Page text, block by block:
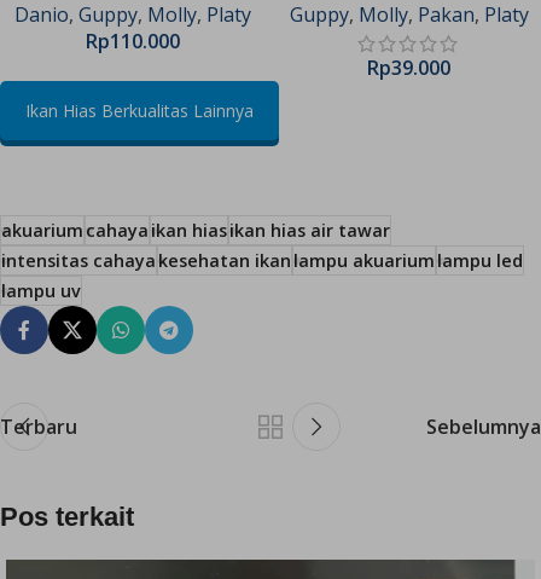
Danio, Guppy, Molly, Platy
Rp110.000
Guppy, Molly, Pakan, Platy
Rp39.000
Ikan Hias Berkualitas Lainnya
akuarium cahaya ikan hiasikan hias air tawar
intensitas cahaya kesehatan ikan lampu akuarium lampu led
lampu uv
Terbaru Sebelumnya
Pos terkait